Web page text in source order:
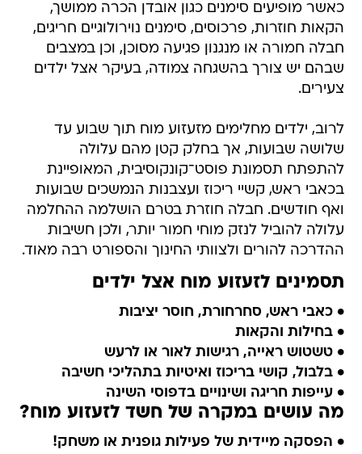
כאשר מופיעים סימנים כגון אובדן הכרה ממושך,
הקאות חוזרות, פרכוסים, סימנים נוירולוגיים חריגים,
חבלה חמורה או מנגנון פגיעה מסוכן, וכן במצבים
שבהם יש צורך בהשגחה צמודה, בעיקר אצל ילדים
צעירים.
לרוב, ילדים מחלימים מזעזוע מוח תוך שבוע עד
שלושה שבועות, אך בחלק קטן מהם עלולה
להתפתח תסמונת פוסט־קונקוסיבית, המאופיינת
בכאבי ראש, קשיי ריכוז ועצבנות הנמשכים שבועות
ואף חודשים. חבלה חוזרת בטרם הושלמה ההחלמה
עלולה להוביל לנזק מוחי חמור יותר, ולכן חשיבות
ההדרכה להורים ולצוותי החינוך והספורט רבה מאוד.
תסמינים לזעזוע מוח אצל ילדים
• כאבי ראש, סחרחורת, חוסר יציבות
• בחילות והקאות
• טשטוש ראייה, רגישות לאור או לרעש
• בלבול, קושי בריכוז ואיטיות בתהליכי חשיבה
• עייפות חריגה ושינויים בדפוסי השינה
מה עושים במקרה של חשד לזעזוע מוח?
• הפסקה מיידית של פעילות גופנית או משחק!